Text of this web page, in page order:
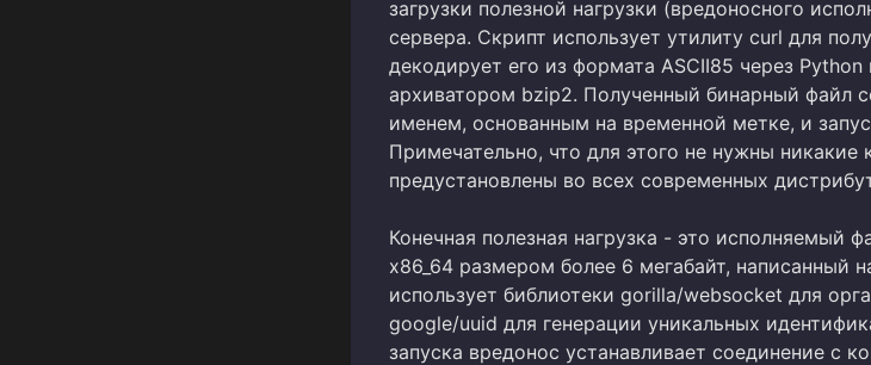
загрузки полезной нагрузки (вредоносного
сервера. Скрипт использует утилиту curl для
декодирует его из формата ASCII85 через Python
архиватором bzip2. Полученный бинарный файл
именем, основанным на временной метке, и
Примечательно, что для этого не нужны
предустановлены во всех современных
Конечная полезная нагрузка - это исполняемый
x86_64 размером более 6 мегабайт, написанный
использует библиотеки gorilla/websocket для
google/uuid для генерации уникальных
запуска вредонос устанавливает соединение с